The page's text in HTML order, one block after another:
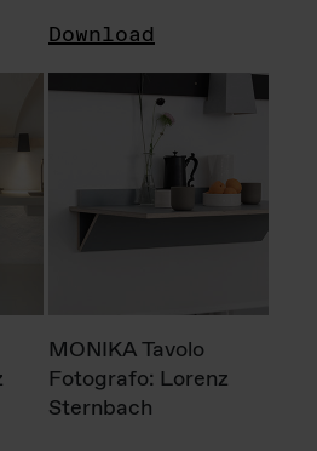
Download
MONIKA Tavolo
Fotografo: Lorenz
Sternbach